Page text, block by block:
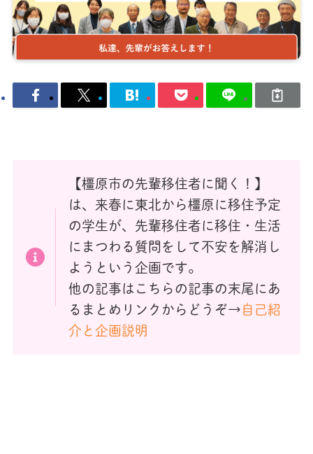
【橿原市の先輩移住者に聞く！】
は、来春に東北から橿原に移住予定
の学生が、先輩移住者に移住・生活
にまつわる質問をして不安を解消し
ようという企画です。
他の記事はこちらの記事の末尾にあ
るまとめリンクからどうぞ→ 自己紹
介と企画説明